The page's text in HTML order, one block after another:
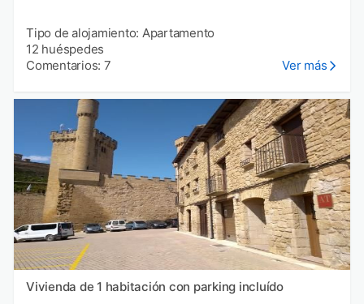
Tipo de alojamiento: Apartamento
12 huéspedes
Comentarios: 7
Ver más
Vivienda de 1 habitación con parking incluído